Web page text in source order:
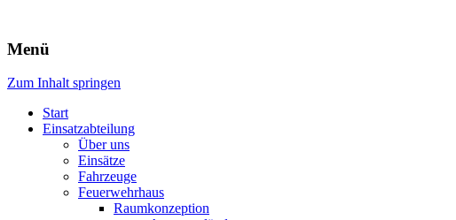
Freiwillige Feuerwehr Rodheim v.d.H.
Menü
Zum Inhalt springen
Start
Einsatzabteilung
Über uns
Einsätze
Fahrzeuge
Feuerwehrhaus
Raumkonzeption